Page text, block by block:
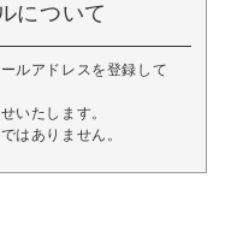
について
ルアドレスを登録して
いたします。
はありません。